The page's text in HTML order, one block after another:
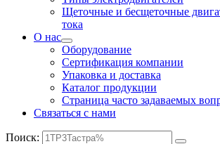
Щеточные и бесщеточные
тока
О нас
Оборудование
Сертификация компании
Упаковка и доставка
Каталог продукции
Страница часто задаваемых
Связаться с нами
Поиск: